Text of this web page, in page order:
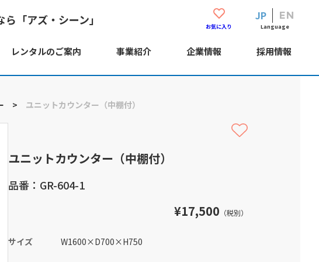
「アズ・シーン」 お気に入り
EN
JP
Language
レンタルのご案内 事業紹介 企業情報 採用情報
> ユニットカウンター（中棚付）
ユニットカウンター（中棚付）
品番：GR-604-1
¥17,500 （税別）
サイズ W1600×D700×H750